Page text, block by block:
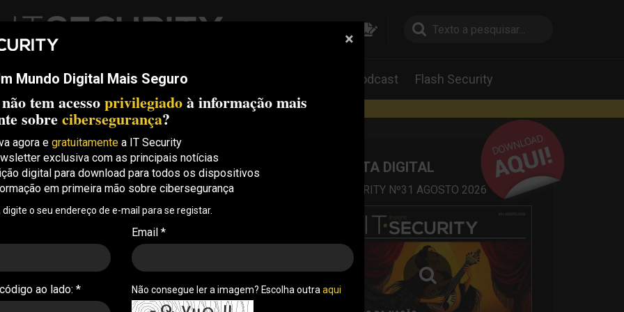
Threats Compliance Opinion Podcast Flash Security
Conference Lisboa: 8 de Outubro 2026 ✔️ Inscrições abertas
em
a agravar riscos,
continua a revelar-se um risco para
A IA está a contribuir para aumentar a pressão
REVISTA DIGITAL
IT SECURITY Nº31 AGOSTO 2026
×
Mundo Digital Mais Seguro
tem acessoprivilegiadoà informação mais
sobrecibersegurança?
agora e gratuitamente a IT Security
exclusiva com as principais notícias
digital para download para todos os dispositivos
em primeira mão sobre cibersegurança
digite o seu endereço de e-mail para se registar.
Email *
ao lado: * Não consegue ler a imagem? Escolha outraaqui